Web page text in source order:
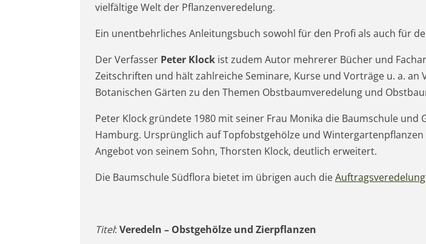
vielfältige Welt der Pflanzenveredelung.
Ein unentbehrliches Anleitungsbuch sowohl für den Profi als auch für
Der Verfasser Peter Klock ist zudem Autor mehrerer Bücher und
Zeitschriften und hält zahlreiche Seminare, Kurse und Vorträge u. a. an
Botanischen Gärten zu den Themen Obstbaumveredelung und
Peter Klock gründete 1980 mit seiner Frau Monika die Baumschule und
Hamburg. Ursprünglich auf Topfobstgehölze und
Angebot von seinem Sohn, Thorsten Klock, deutlich erweitert.
Die Baumschule Südflora bietet im übrigen auch die
Titel: Veredeln – Obstgehölze und Zierpflanzen